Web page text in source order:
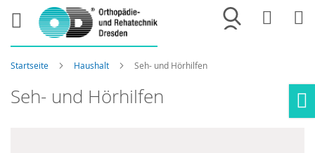
Merkliste
Startseite Haushalt Seh- und Hörhilfen
Seh- und Hörhilfen